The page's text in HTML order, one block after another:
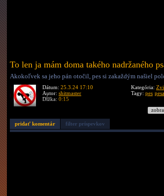
To len ja mám doma takého nadržaného
Akokoľvek sa jeho pán otočil, pes si zakaždým našiel
Dátum: 25.3.24 17:10
Autor: shitmaster
Dĺžka: 0:15
Kategória:
Tagy: pes pesa
pridať komentár filter príspevkov